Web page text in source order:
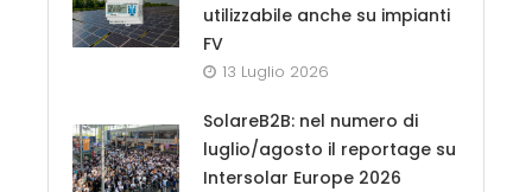
utilizzabile anche su impianti
FV
13 Luglio 2026
SolareB2B: nel numero di
luglio/agosto il reportage su
Intersolar Europe 2026